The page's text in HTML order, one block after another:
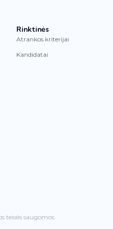
Rinktinės
Atrankos kriterijai
Kandidatai
teisės saugomos.